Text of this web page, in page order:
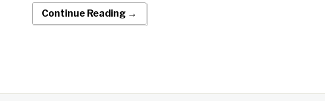
Continue Reading →